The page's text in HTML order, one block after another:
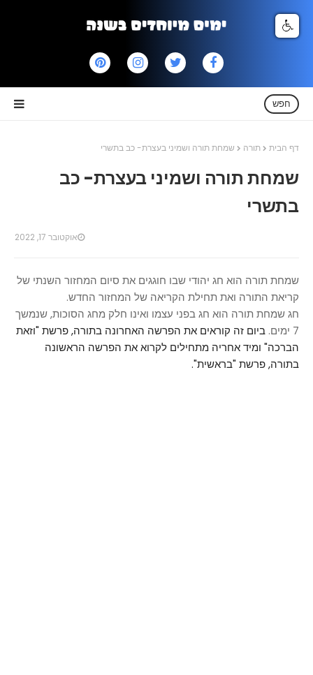
חפש
דף הבית תורה שמחת תורה ושמיני בעצרת- כב בתשרי
שמחת תורה ושמיני בעצרת- כב
בתשרי
אוקטובר 17, 2022
שמחת תורה הוא חג יהודי שבו חוגגים את סיום המחזור השנתי של
קריאת התורה ואת תחילת הקריאה של המחזור החדש.
חג שמחת תורה הוא חג בפני עצמו ואינו חלק מחג הסוכות, שנמשך
7 ימים.
ביום זה קוראים את הפרשה האחרונה בתורה, פרשת "וזאת
הברכה" ומיד אחריה מתחילים לקרוא את הפרשה הראשונה
בתורה, פרשת "בראשית".